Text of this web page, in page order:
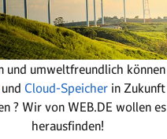
und umweltfreundlich können
und Cloud-Speicher in Zukunft
? Wir von WEB.DE wollen es
herausfinden!